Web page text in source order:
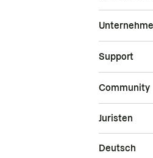
Support
Community
Juristen
Deutsch